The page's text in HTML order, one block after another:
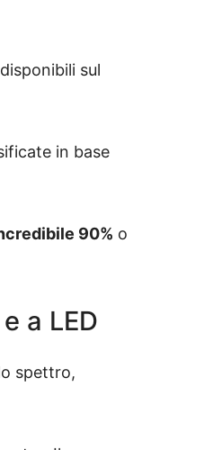
disponibili sul
in base
90% o
a LED
spettro,